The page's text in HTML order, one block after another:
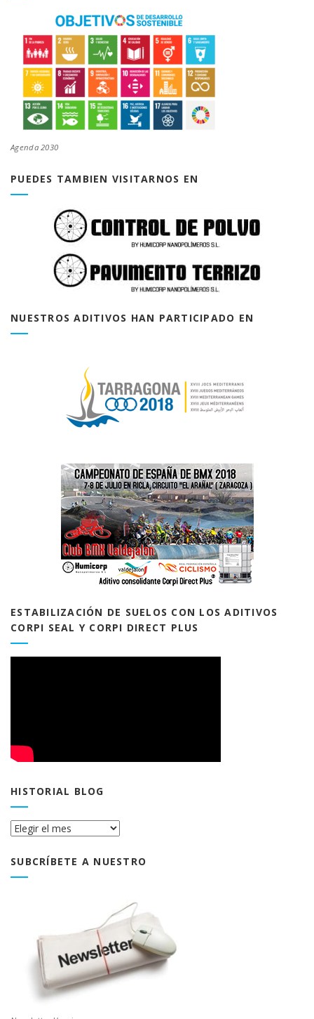
Agenda 2030
PUEDES TAMBIEN VISITARNOS EN
NUESTROS ADITIVOS HAN PARTICIPADO EN
ESTABILIZACIÓN DE SUELOS CON LOS ADITIVOS
CORPI SEAL Y CORPI DIRECT PLUS
HISTORIAL BLOG
Historial
SUBCRÍBETE A NUESTRO